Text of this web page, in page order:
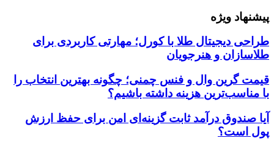
پیشنهاد ویژه
طراحی دیجیتال طلا با کورل؛ مهارتی کاربردی برای
طلاسازان و هنرجویان
قیمت گرین وال و فنس چمنی؛ چگونه بهترین انتخاب را
با مناسب‌ترین هزینه داشته باشیم؟
آیا صندوق درآمد ثابت گزینه‌ای امن برای حفظ ارزش
پول است؟